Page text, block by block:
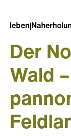
leben
Der
Wald